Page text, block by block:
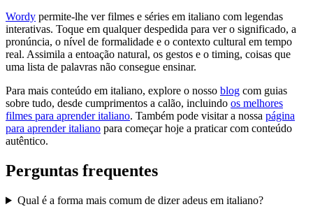
Wordy permite-lhe ver filmes e séries em italiano com legendas
interativas. Toque em qualquer despedida para ver o significado, a
pronúncia, o nível de formalidade e o contexto cultural em tempo
real. Assimila a entoação natural, os gestos e o timing, coisas que
uma lista de palavras não consegue ensinar.
Para mais conteúdo em italiano, explore o nosso blog com guias
sobre tudo, desde cumprimentos a calão, incluindo os melhores
filmes para aprender italiano. Também pode visitar a nossa página
para aprender italiano para começar hoje a praticar com conteúdo
autêntico.
Perguntas frequentes
Qual é a forma mais comum de dizer adeus em italiano?